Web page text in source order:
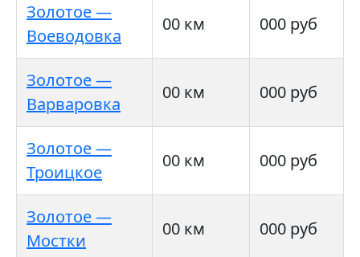
Золотое —
Воеводовка
00 км 000 руб
Золотое —
Варваровка
00 км 000 руб
Золотое —
Троицкое
00 км 000 руб
Золотое —
Мостки
00 км 000 руб